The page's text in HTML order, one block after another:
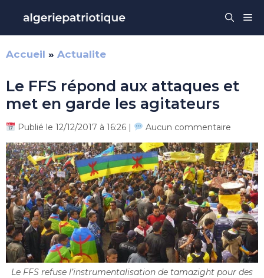
contenu
Accueil » Actualite
Le FFS répond aux attaques et
met en garde les agitateurs
Publié le 12/12/2017 à 16:26 | Aucun commentaire
Le FFS refuse l’instrumentalisation de tamazight pour des